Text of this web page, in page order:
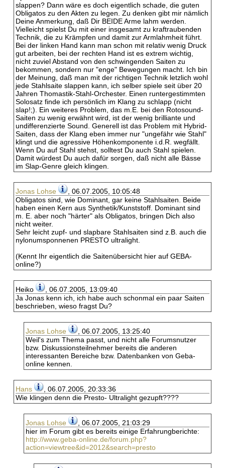
slappen? Dann wäre es doch eigentlich schade, die guten
Obligatos zu den Akten zu legen. Zu denken gibt mir nämlich
Deine Anmerkung, daß Dir BEIDE Arme lahm werden.
Vielleicht spielst Du mit einer insgesamt zu kraftraubenden
Technik, die zu Krämpfen und damit zur Armlahmheit führt.
Bei der linken Hand kann man schon mit relativ wenig Druck
gut arbeiten, bei der rechten Hand ist es extrem wichtig,
nicht zuviel Abstand von den schwingenden Saiten zu
bekommen, sondern nur "enge" Bewegungen macht. Ich bin
der Meinung, daß man mit der richtigen Technik letzlich wohl
jede Stahlsaite slappen kann, ich selber spiele seit über 20
Jahren Thomastik-Stahl-Orchester. Einen runtergestimmten
Solosatz finde ich persönlich im Klang zu schlapp (nicht
slap!;). Ein weiteres Problem, das m.E. bei den Rotosound-
Saiten zu wenig erwähnt wird, ist der wenig brilliante und
undifferenzierte Sound. Generell ist das Problem mit Hybrid-
Saiten, dass der Klang eben immer nur "ungefähr wie Stahl"
klingt und die agressive Höhenkomponente i.d.R. wegfällt.
Wenn Du auf Stahl stehst, solltest Du auch Stahl spielen.
Damit würdest Du auch dafür sorgen, daß nicht alle Bässe
im Slap-Genre gleich klingen.
Jonas Lohse
, 06.07.2005, 10:05:48
Obligatos sind, wie Dominant, gar keine Stahlsaiten. Beide
haben einen Kern aus Synthetik/Kunststoff. Dominant sind
m. E. aber noch "härter" als Obligatos, bringen Dich also
nicht weiter.
Sehr leicht zupf- und slapbare Stahlsaiten sind z.B. auch die
nylonumsponnenen PRESTO ultralight.
(Kennt Ihr eigentlich die Saitenübersicht hier auf GEBA-
online?)
Heiko
, 06.07.2005, 13:09:40
Ja Jonas kenn ich, ich habe auch schonmal ein paar Saiten
beschrieben, wieso fragst Du?
Jonas Lohse
, 06.07.2005, 13:25:40
Weil's zum Thema passt, und nicht alle Forumsnutzer
bzw. Diskussionsteilnehmer bereits die anderen
interessanten Bereiche bzw. Datenbanken von Geba-
online kennen.
Hans
, 06.07.2005, 20:33:36
Wie klingen denn die Presto- Ultralight gezupft????
Jonas Lohse
, 06.07.2005, 21:03:29
hier im Forum gibt es bereits einige Erfahrungberichte:
http://www.geba-online.de/forum.php?
action=viewtree&id=2012&search=presto